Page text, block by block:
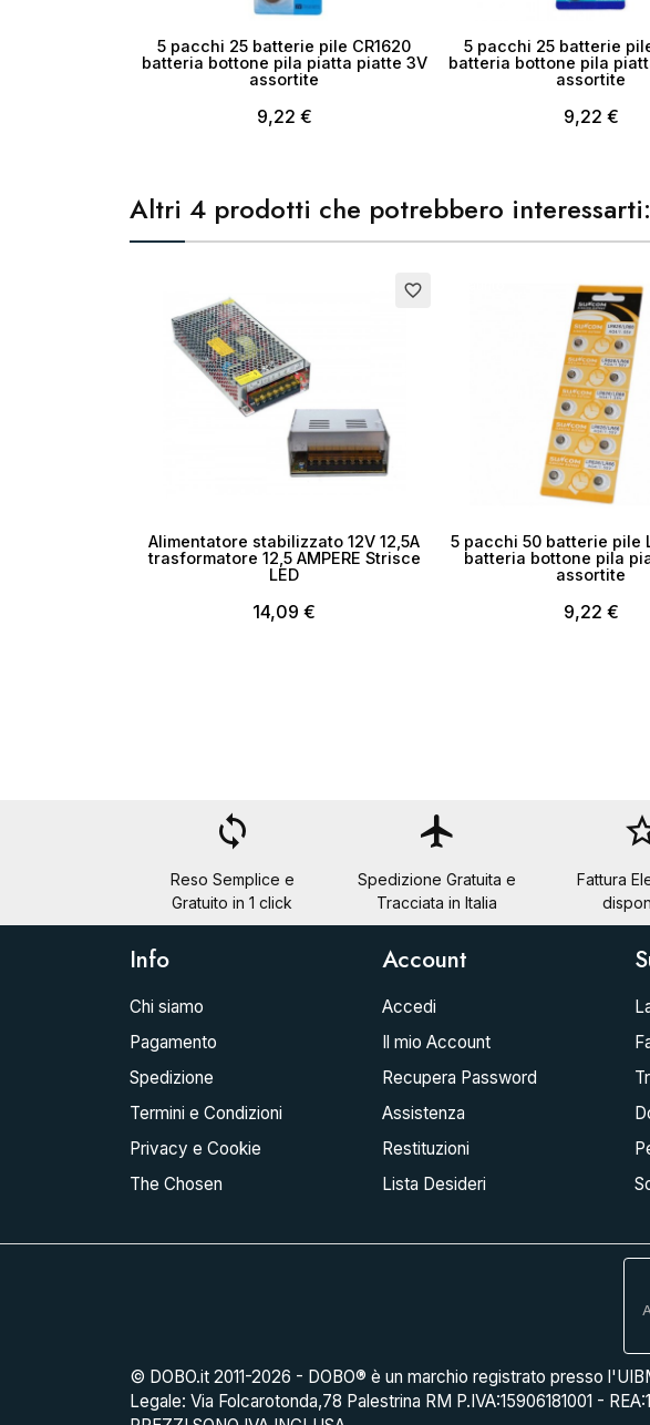
5 pacchi 25 batterie pile CR1620
batteria bottone pila piatta piatte 3V
assortite
9,22 €
5 pacchi 25 batterie
batteria bottone pila
assortite
9,22 €
Altri 4 prodotti che potrebbero interessarti:
favorite_border
Alimentatore stabilizzato 12V 12,5A
trasformatore 12,5 AMPERE Strisce
LED
14,09 €
5 pacchi 50 batterie pile
batteria bottone pila
assortite
9,22 €
loop
Reso Semplice e
Gratuito in 1 click
flight
Spedizione Gratuita e
Tracciata in Italia
Fattura
Info
Chi siamo
Pagamento
Spedizione
Termini e Condizioni
Privacy e Cookie
The Chosen
Account
Accedi
Il mio Account
Recupera Password
Assistenza
Restituzioni
Lista Desideri
© DOBO.it 2011-2026 - DOBO® è un marchio registrato presso
Legale: Via Folcarotonda,78 Palestrina RM P.IVA:15906181001 -